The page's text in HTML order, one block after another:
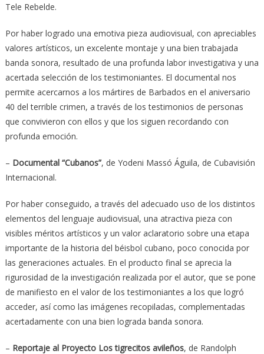
Tele Rebelde.
Por haber logrado una emotiva pieza audiovisual, con apreciables
valores artísticos, un excelente montaje y una bien trabajada
banda sonora, resultado de una profunda labor investigativa y una
acertada selección de los testimoniantes. El documental nos
permite acercarnos a los mártires de Barbados en el aniversario
40 del terrible crimen, a través de los testimonios de personas
que convivieron con ellos y que los siguen recordando con
profunda emoción.
– Documental “Cubanos”, de Yodeni Massó Águila, de Cubavisión
Internacional.
Por haber conseguido, a través del adecuado uso de los distintos
elementos del lenguaje audiovisual, una atractiva pieza con
visibles méritos artísticos y un valor aclaratorio sobre una etapa
importante de la historia del béisbol cubano, poco conocida por
las generaciones actuales. En el producto final se aprecia la
rigurosidad de la investigación realizada por el autor, que se pone
de manifiesto en el valor de los testimoniantes a los que logró
acceder, así como las imágenes recopiladas, complementadas
acertadamente con una bien lograda banda sonora.
– Reportaje al Proyecto Los tigrecitos avileños, de Randolph